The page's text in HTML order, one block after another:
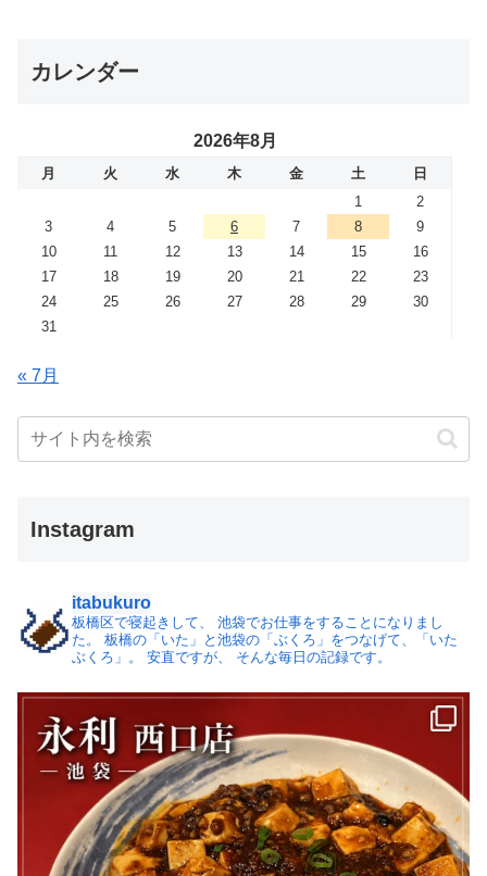
カレンダー
2026年8月
月 火 水 木 金 土
日
1
2
3
4 5 6 7 8
9
10
11 12 13 14 15
16
17
18 19 20 21 22
23
24
25 26 27 28 29
30
31
« 7月
Instagram
itabukuro
板橋区で寝起きして、
池袋でお仕事をすることになりまし
た。
板橋の「いた」と池袋の「ぶくろ」をつなげて、「いた
ぶくろ」。
安直ですが、 そんな毎日の記録です。